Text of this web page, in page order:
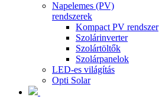
Napelemes (PV)
rendszerek
Kompact PV rendszer
Szolárinverter
Szolártöltők
Szolárpanelok
LED-es világítás
Opti Solar